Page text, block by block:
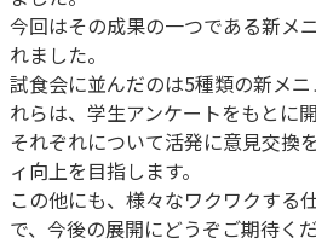
今回はその成果の一つである新メ
れました。
試食会に並んだのは5種類の新メ
れらは、学生アンケートをもとに
それぞれについて活発に意見交換を
ィ向上を目指します。
この他にも、様々なワクワクする
で、今後の展開にどうぞご期待くだ